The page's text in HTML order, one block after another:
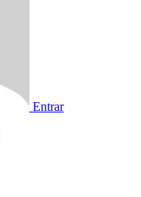
Entrar